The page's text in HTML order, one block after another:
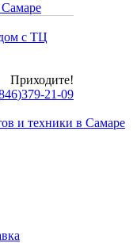
с ТЦ
Приходите!
)379-21-09
и техники в Самаре